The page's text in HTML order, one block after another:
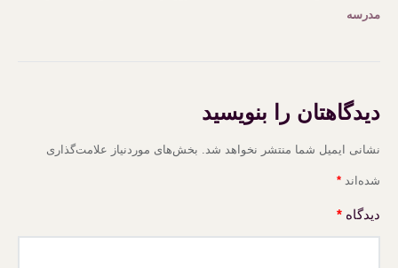
مدرسه
دیدگاهتان را بنویسید
نشانی ایمیل شما منتشر نخواهد شد. بخش‌های موردنیاز علامت‌گذاری
شده‌اند *
دیدگاه *